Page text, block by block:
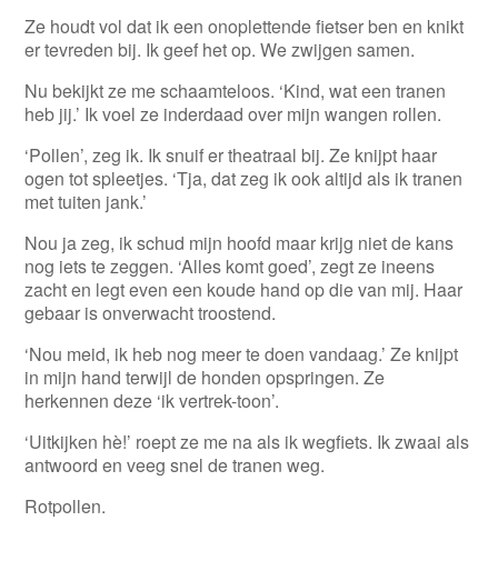
Ze houdt vol dat ik een onoplettende fietser ben en knikt
er tevreden bij. Ik geef het op. We zwijgen samen.
Nu bekijkt ze me schaamteloos. ‘Kind, wat een tranen
heb jij.’ Ik voel ze inderdaad over mijn wangen rollen.
‘Pollen’, zeg ik. Ik snuif er theatraal bij. Ze knijpt haar
ogen tot spleetjes. ‘Tja, dat zeg ik ook altijd als ik tranen
met tuiten jank.’
Nou ja zeg, ik schud mijn hoofd maar krijg niet de kans
nog iets te zeggen. ‘Alles komt goed’, zegt ze ineens
zacht en legt even een koude hand op die van mij. Haar
gebaar is onverwacht troostend.
‘Nou meid, ik heb nog meer te doen vandaag.’ Ze knijpt
in mijn hand terwijl de honden opspringen. Ze
herkennen deze ‘ik vertrek-toon’.
‘Uitkijken hè!’ roept ze me na als ik wegfiets. Ik zwaai als
antwoord en veeg snel de tranen weg.
Rotpollen.